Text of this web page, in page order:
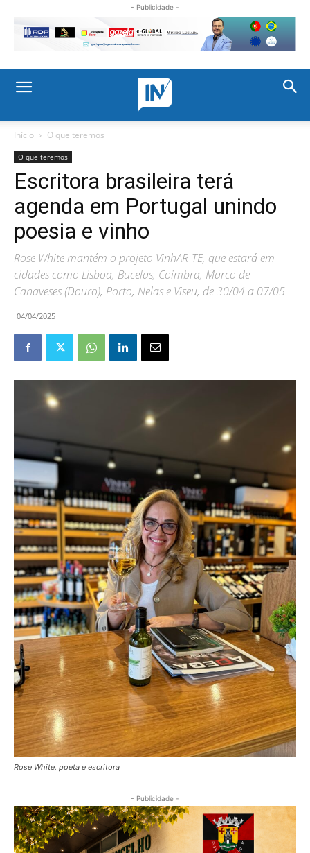
- Publicidade -
Início O que teremos
O que teremos
Escritora brasileira terá
agenda em Portugal unindo
poesia e vinho
Rose White mantém o projeto VinhAR-TE, que estará em
cidades como Lisboa, Bucelas, Coimbra, Marco de
Canaveses (Douro), Porto, Nelas e Viseu, de 30/04 a 07/05
04/04/2025
Rose White, poeta e escritora
- Publicidade -